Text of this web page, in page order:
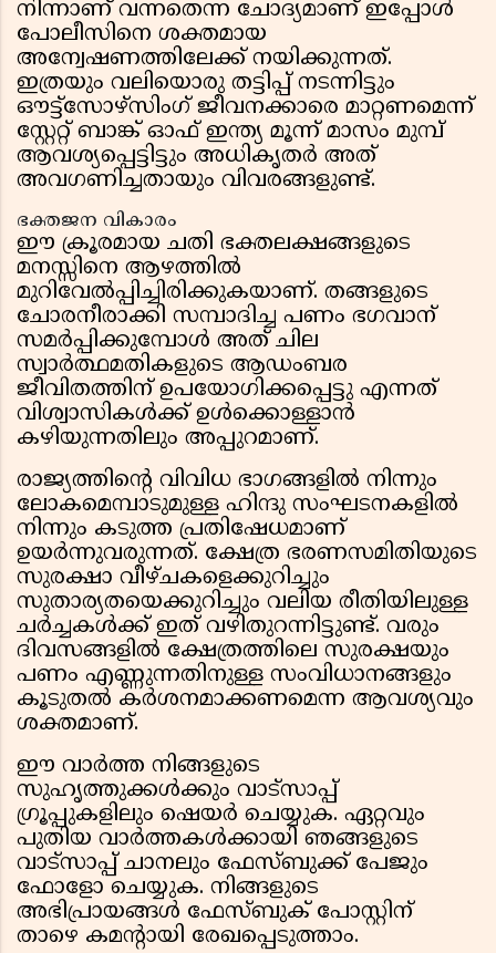
നിന്നാണ് വന്നതെന്ന ചോദ്യമാണ് ഇപ്പോൾ
പോലീസിനെ ശക്തമായ
അന്വേഷണത്തിലേക്ക് നയിക്കുന്നത്.
ഇത്രയും വലിയൊരു തട്ടിപ്പ് നടന്നിട്ടും
ഔട്ട്‌സോഴ്‌സിംഗ് ജീവനക്കാരെ മാറ്റണമെന്ന്
സ്റ്റേറ്റ് ബാങ്ക് ഓഫ് ഇന്ത്യ മൂന്ന് മാസം മുമ്പ്
ആവശ്യപ്പെട്ടിട്ടും അധികൃതർ അത്
അവഗണിച്ചതായും വിവരങ്ങളുണ്ട്.
ഭക്തജന വികാരം
ഈ ക്രൂരമായ ചതി ഭക്തലക്ഷങ്ങളുടെ
മനസ്സിനെ ആഴത്തിൽ
മുറിവേൽപ്പിച്ചിരിക്കുകയാണ്. തങ്ങളുടെ
ചോരനീരാക്കി സമ്പാദിച്ച പണം ഭഗവാന്
സമർപ്പിക്കുമ്പോൾ അത് ചില
സ്വാർത്ഥമതികളുടെ ആഡംബര
ജീവിതത്തിന് ഉപയോഗിക്കപ്പെട്ടു എന്നത്
വിശ്വാസികൾക്ക് ഉൾക്കൊള്ളാൻ
കഴിയുന്നതിലും അപ്പുറമാണ്.
രാജ്യത്തിന്റെ വിവിധ ഭാഗങ്ങളിൽ നിന്നും
ലോകമെമ്പാടുമുള്ള ഹിന്ദു സംഘടനകളിൽ
നിന്നും കടുത്ത പ്രതിഷേധമാണ്
ഉയർന്നുവരുന്നത്. ക്ഷേത്ര ഭരണസമിതിയുടെ
സുരക്ഷാ വീഴ്ചകളെക്കുറിച്ചും
സുതാര്യതയെക്കുറിച്ചും വലിയ രീതിയിലുള്ള
ചർച്ചകൾക്ക് ഇത് വഴിതുറന്നിട്ടുണ്ട്. വരും
ദിവസങ്ങളിൽ ക്ഷേത്രത്തിലെ സുരക്ഷയും
പണം എണ്ണുന്നതിനുള്ള സംവിധാനങ്ങളും
കൂടുതൽ കർശനമാക്കണമെന്ന ആവശ്യവും
ശക്തമാണ്.
ഈ വാർത്ത നിങ്ങളുടെ
സുഹൃത്തുക്കൾക്കും വാട്സാപ്പ്
ഗ്രൂപ്പുകളിലും ഷെയർ ചെയ്യുക. ഏറ്റവും
പുതിയ വാർത്തകൾക്കായി ഞങ്ങളുടെ
വാട്സാപ്പ് ചാനലും ഫേസ്ബുക്ക് പേജും
ഫോളോ ചെയ്യുക. നിങ്ങളുടെ
അഭിപ്രായങ്ങൾ ഫേസ്ബുക് പോസ്റ്റിന്
താഴെ കമന്റായി രേഖപ്പെടുത്താം.